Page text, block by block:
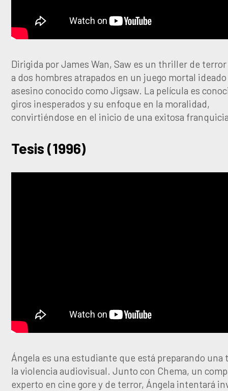
Dirigida por James Wan, Saw es un thriller de
a dos hombres atrapados en un juego mortal
asesino conocido como Jigsaw. La película es
giros inesperados y su enfoque en la moralidad,
convirtiéndose en el inicio de una exitosa
Tesis (1996)
Ángela es una estudiante que está preparando una
la violencia audiovisual. Junto con Chema, un
experto en cine gore y de terror, Ángela intentará